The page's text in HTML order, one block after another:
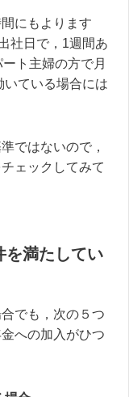
にもよります
社日で，1週間あ
ト主婦の方で月
ている場合には
ではないので，
ェックしてみて
を満たしてい
でも，次の５つ
への加入がひつ